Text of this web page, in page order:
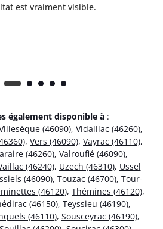
est vraiment visible.
également disponible à :
(46090), Vidaillac (46260),
, Vers (46090), Vayrac (46110),
(46260), Valroufié (46090),
(46240), Uzech (46310), Ussel
(46090), Touzac (46700), Tour-
(46120), Thémines (46120),
(46150), Teyssieu (46190),
(46110), Sousceyrac (46190),